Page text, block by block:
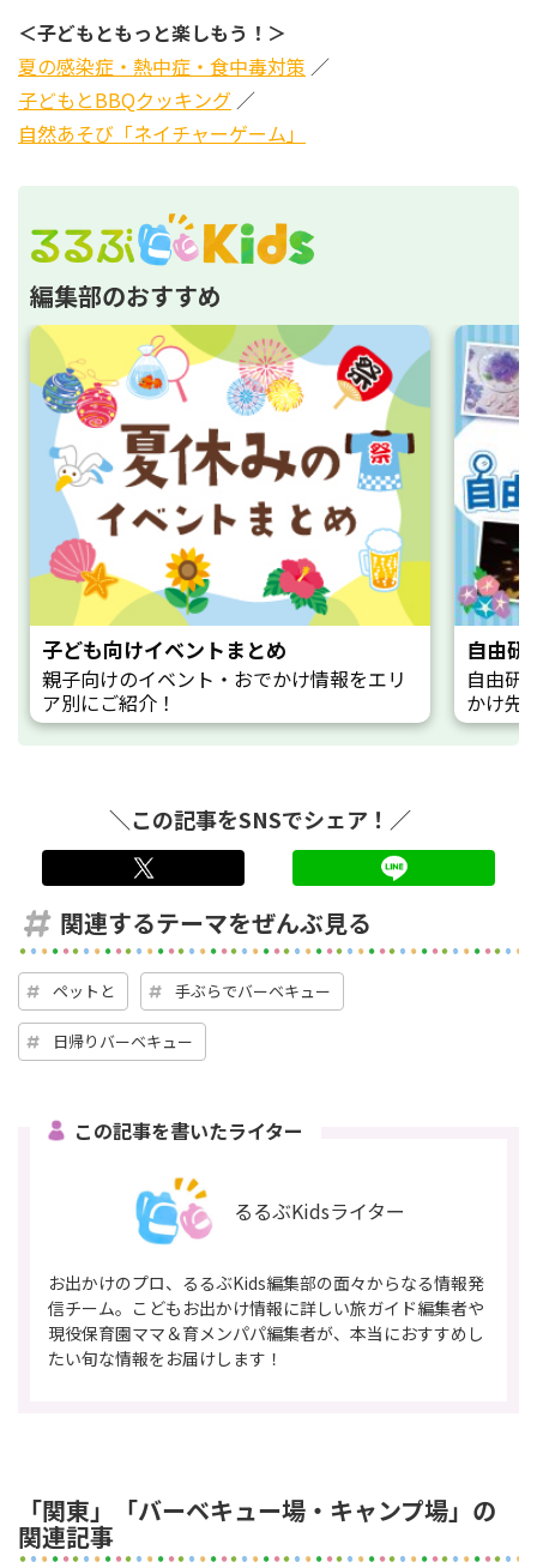
＜子どもともっと楽しもう！＞
夏の感染症・熱中症・食中毒対策 ／
子どもとBBQクッキング ／
自然あそび「ネイチャーゲーム」
編集部のおすすめ
子ども向けイベントまとめ
親子向けのイベント・おでかけ情報をエリ
ア別にご紹介！
自由研
自由研
かけ先
＼この記事をSNSでシェア！／
関連するテーマをぜんぶ見る
ペットと 手ぶらでバーベキュー
日帰りバーベキュー
この記事を書いたライター
るるぶKidsライター
お出かけのプロ、るるぶKids編集部の面々からなる情報発
信チーム。こどもお出かけ情報に詳しい旅ガイド編集者や
現役保育園ママ＆育メンパパ編集者が、本当におすすめし
たい旬な情報をお届けします！
「関東」「バーベキュー場・キャンプ場」の
関連記事